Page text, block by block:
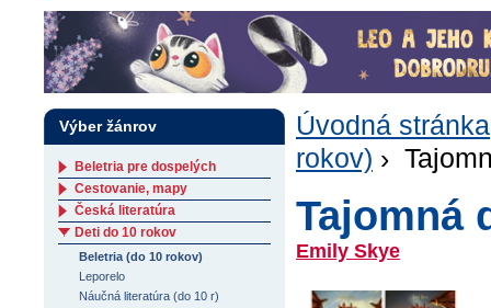
Úvodná stránka
rokov) ›
Tajomná
Emily Skye
Výber žánrov
Beletria pre dospelých
Cestovanie, mapy
Česká literatúra
Deti do 10 rokov
Beletria (do 10 rokov)
Leporelo
Náučná literatúra (do 10 r)